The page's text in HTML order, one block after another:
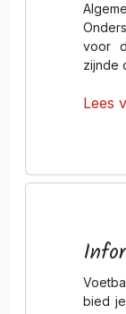
voor
zijnde
Lees
bied